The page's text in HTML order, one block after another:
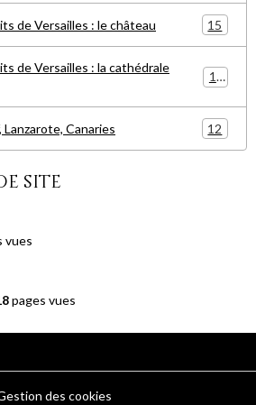
de Versailles : le château 15
de Versailles : la cathédrale
15
Canaries 12
site
vues
pages vues
des cookies